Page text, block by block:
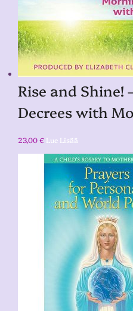
Rise and Shine!
Decrees with
23,00€ Lue Lisää